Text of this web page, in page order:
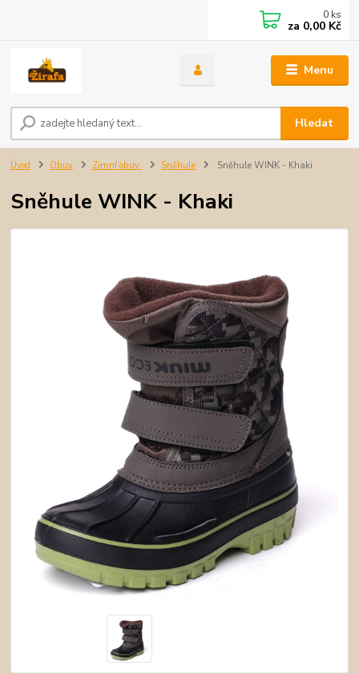
Menu
Hledat
0 ks
za 0,00 Kč
Úvod Obuv Zimní obuv Sněhule Sněhule WINK - Khaki
Sněhule WINK - Khaki